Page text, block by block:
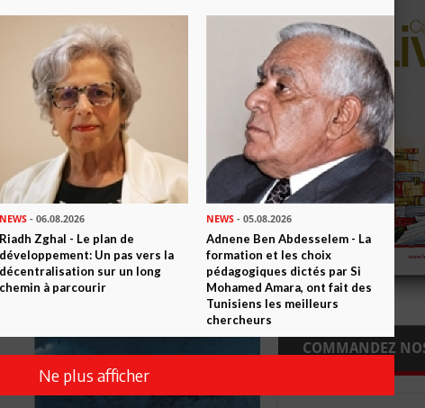
COMMANDEZ
NEWS - 06.08.2026
Riadh Zghal - Le plan de
développement: Un pas vers la
décentralisation sur un long
chemin à parcourir
NEWS- 05.08.2026
Adnene Ben Abdesselem - La
formation et les choix
pédagogiques dictés par Si
Mohamed Amara, ont fait des
Tunisiens les meilleurs
chercheurs
Ne plus afficher